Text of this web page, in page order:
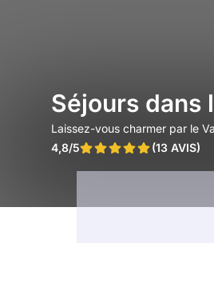
Séjours dans
Laissez-vous charmer par le
4,8/5
(13 AVIS)